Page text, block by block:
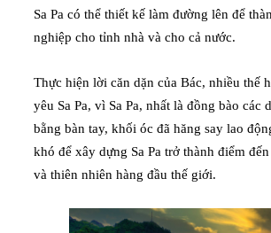
Sa Pa có thể thiết kế làm đường lên để
nghiệp cho tỉnh nhà và cho cả nước.
Thực hiện lời căn dặn của Bác, nhiều thế
yêu Sa Pa, vì Sa Pa, nhất là đồng bào các
bằng bàn tay, khối óc đã hăng say lao
khó để xây dựng Sa Pa trở thành điểm
và thiên nhiên hàng đầu thế giới.